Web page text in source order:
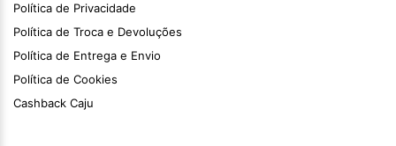
Política de Privacidade
Política de Troca e Devoluções
Política de Entrega e Envio
Política de Cookies
Cashback Caju